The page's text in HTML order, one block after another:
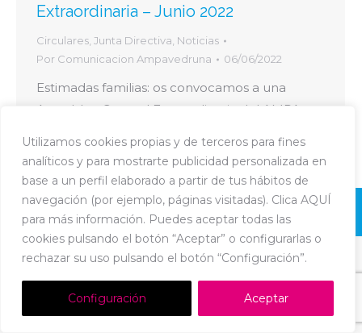
Utilizamos cookies propias y de terceros para fines
analíticos y para mostrarte publicidad personalizada en
base a un perfil elaborado a partir de tus hábitos de
navegación (por ejemplo, páginas visitadas). Clica AQUÍ
para más información. Puedes aceptar todas las
cookies pulsando el botón “Aceptar” o configurarlas o
rechazar su uso pulsando el botón “Configuración”.
Configuración Aceptar
Extraordinaria – Junio 2022
Circulares, Junta Directiva, Noticias
Por Comunicacion Ampavedruna 06/06/2022
Estimadas familias: os convocamos a una
Asamblea General Extraordinaria del AMPA
descargar
Dream-Theme — truly premium WordPress themes
Política de Cookies- Política de Privacidad-Aviso Legal